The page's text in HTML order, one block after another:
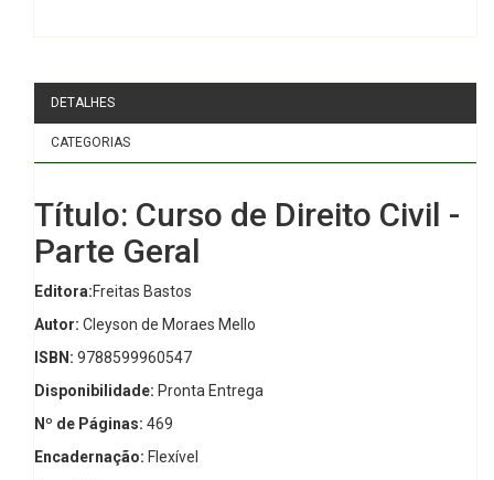
DETALHES
CATEGORIAS
Título: Curso de Direito Civil -
Parte Geral
Editora:Freitas Bastos
Autor: Cleyson de Moraes Mello
ISBN: 9788599960547
Disponibilidade: Pronta Entrega
Nº de Páginas: 469
Encadernação: Flexível